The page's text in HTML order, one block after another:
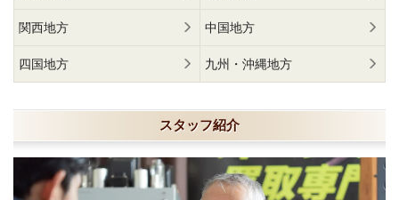
関西地方 中国地方
四国地方 九州・沖縄地方
スタッフ紹介